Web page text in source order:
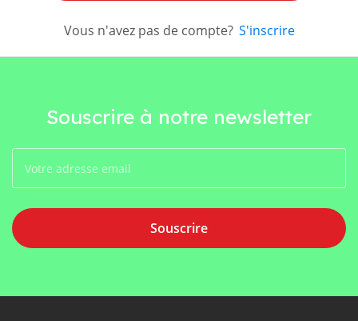
Vous n'avez pas de compte? S'inscrire
Souscrire à notre newsletter
Souscrire